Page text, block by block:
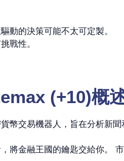
動的決策可能不太可定製。
戰性。
(+10)概
幣交易機器人，旨在分析新
將金融王國的鑰匙交給你。